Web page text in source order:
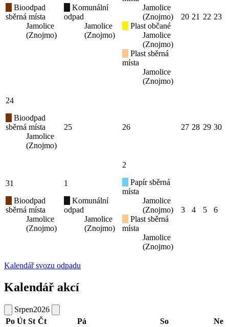
Bioodpad
sběrná místa
Jamolice
(Znojmo)
Komunální
odpad
Jamolice
(Znojmo)
Jamolice
(Znojmo)
Plast občané
Jamolice
(Znojmo)
Plast sběrná
místa
Jamolice
(Znojmo)
20 21 22 23
24
Bioodpad
sběrná místa
Jamolice
(Znojmo)
25 26 27 28 29 30
31
Bioodpad
sběrná místa
Jamolice
(Znojmo)
1
Komunální
odpad
Jamolice
(Znojmo)
2
Papír sběrná
místa
Jamolice
(Znojmo)
Plast sběrná
místa
Jamolice
(Znojmo)
3 4 5 6
Kalendář svozu odpadu
Kalendář akcí
Srpen2026
Po Út St Čt Pá So Ne